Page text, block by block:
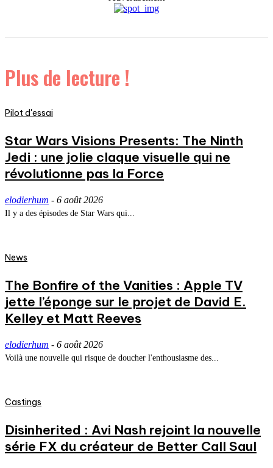
Plus de lecture !
Pilot d'essai
Star Wars Visions Presents: The Ninth
Jedi : une jolie claque visuelle qui ne
révolutionne pas la Force
elodierhum - 6 août 2026
Il y a des épisodes de Star Wars qui...
News
The Bonfire of the Vanities : Apple TV
jette l’éponge sur le projet de David E.
Kelley et Matt Reeves
elodierhum - 6 août 2026
Voilà une nouvelle qui risque de doucher l'enthousiasme des...
Castings
Disinherited : Avi Nash rejoint la nouvelle
série FX du créateur de Better Call Saul